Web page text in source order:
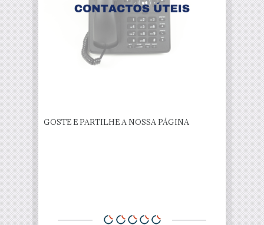
GOSTE E PARTILHE A NOSSA PÁGINA